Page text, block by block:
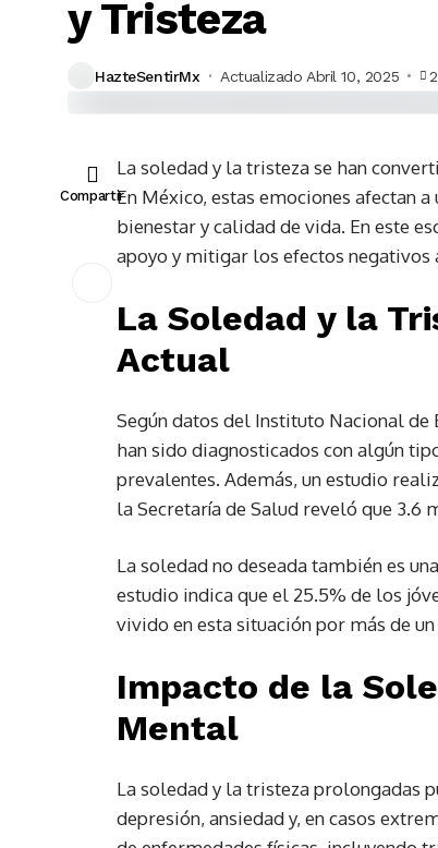
y Tristeza
HazteSentirMx Actualizado Abril 10, 2025
Compartir
La soledad y la tristeza se han
En México, estas emociones afectan
bienestar y calidad de vida. En este
apoyo y mitigar los efectos negativos
La Soledad y la
Actual
Según datos del Instituto Nacional de
han sido diagnosticados con algún
prevalentes. Además, un estudio
la Secretaría de Salud reveló que 3.6
La soledad no deseada también es
estudio indica que el 25.5% de los
vivido en esta situación por más de un
Impacto de la
Mental
La soledad y la tristeza prolongadas
depresión, ansiedad y, en casos